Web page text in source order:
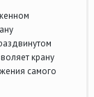
крану
самого